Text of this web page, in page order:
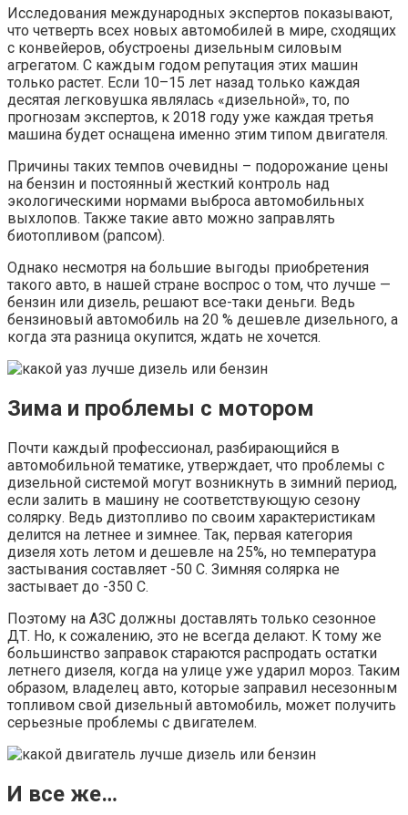
Исследования международных экспертов показывают,
что четверть всех новых автомобилей в мире, сходящих
с конвейеров, обустроены дизельным силовым
агрегатом. С каждым годом репутация этих машин
только растет. Если 10–15 лет назад только каждая
десятая легковушка являлась «дизельной», то, по
прогнозам экспертов, к 2018 году уже каждая третья
машина будет оснащена именно этим типом двигателя.
Причины таких темпов очевидны – подорожание цены
на бензин и постоянный жесткий контроль над
экологическими нормами выброса автомобильных
выхлопов. Также такие авто можно заправлять
биотопливом (рапсом).
Однако несмотря на большие выгоды приобретения
такого авто, в нашей стране воспрос о том, что лучше —
бензин или дизель, решают все-таки деньги. Ведь
бензиновый автомобиль на 20 % дешевле дизельного, а
когда эта разница окупится, ждать не хочется.
Зима и проблемы с мотором
Почти каждый профессионал, разбирающийся в
автомобильной тематике, утверждает, что проблемы с
дизельной системой могут возникнуть в зимний период,
если залить в машину не соответствующую сезону
солярку. Ведь дизтопливо по своим характеристикам
делится на летнее и зимнее. Так, первая категория
дизеля хоть летом и дешевле на 25%, но температура
застывания составляет -50 С. Зимняя солярка не
застывает до -350 С.
Поэтому на АЗС должны доставлять только сезонное
ДТ. Но, к сожалению, это не всегда делают. К тому же
большинство заправок стараются распродать остатки
летнего дизеля, когда на улице уже ударил мороз. Таким
образом, владелец авто, которые заправил несезонным
топливом свой дизельный автомобиль, может получить
серьезные проблемы с двигателем.
И все же…